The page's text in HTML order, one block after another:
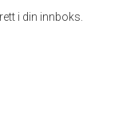
i din innboks.